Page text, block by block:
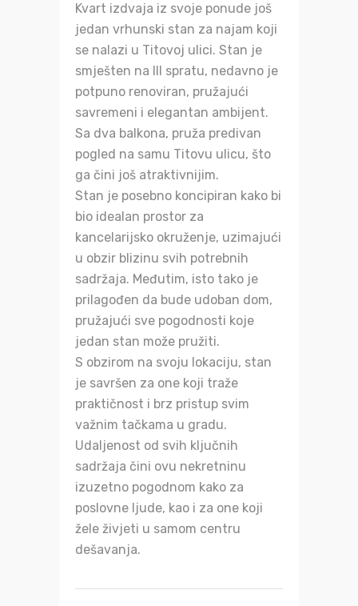
Kvart izdvaja iz svoje ponude još
jedan vrhunski stan za najam koji
se nalazi u Titovoj ulici. Stan je
smješten na III spratu, nedavno je
potpuno renoviran, pružajući
savremeni i elegantan ambijent.
Sa dva balkona, pruža predivan
pogled na samu Titovu ulicu, što
ga čini još atraktivnijim.
Stan je posebno koncipiran kako bi
bio idealan prostor za
kancelarijsko okruženje, uzimajući
u obzir blizinu svih potrebnih
sadržaja. Međutim, isto tako je
prilagođen da bude udoban dom,
pružajući sve pogodnosti koje
jedan stan može pružiti.
S obzirom na svoju lokaciju, stan
je savršen za one koji traže
praktičnost i brz pristup svim
važnim tačkama u gradu.
Udaljenost od svih ključnih
sadržaja čini ovu nekretninu
izuzetno pogodnom kako za
poslovne ljude, kao i za one koji
žele živjeti u samom centru
dešavanja.